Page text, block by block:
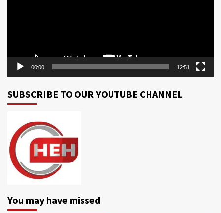
00:00 12:51
SUBSCRIBE TO OUR YOUTUBE CHANNEL
You may have missed